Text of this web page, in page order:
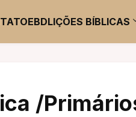
EBDLIÇÕES BÍBLICAS
/